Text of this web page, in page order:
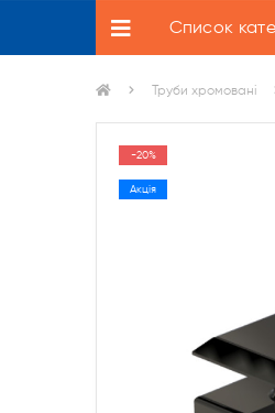
Список
Труби хромовані
-20%
Акція